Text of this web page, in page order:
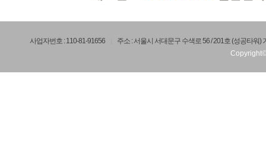
사업자번호 : 110-81-91656
주소 : 서울시 서대문구 수색로 56 / 201호 (성공타워)